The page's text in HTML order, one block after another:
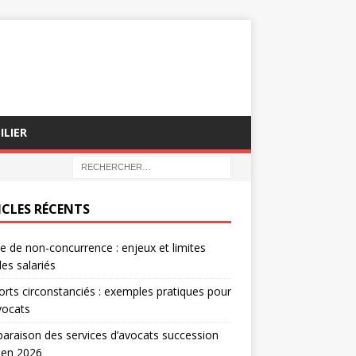
RÉCENTS
de non-concurrence : enjeux et limites
salariés
circonstanciés : exemples pratiques pour
des services d’avocats succession
2026